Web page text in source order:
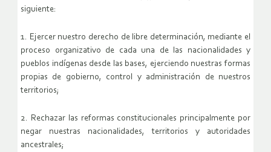
siguiente:
1. Ejercer nuestro derecho de libre determinación, mediante el
proceso organizativo de cada una de las nacionalidades y
pueblos indígenas desde las bases, ejerciendo nuestras formas
propias de gobierno, control y administración de nuestros
territorios;
2. Rechazar las reformas constitucionales principalmente por
negar nuestras nacionalidades, territorios y autoridades
ancestrales;